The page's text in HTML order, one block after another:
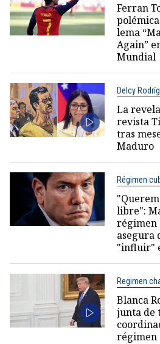
Ferran
lema
Again”
Mundial
Delcy
La
revista
tras
Maduro
Régimen
libre":
régimen
asegura
"influir"
Regimen
Blanca
junta de
régimen